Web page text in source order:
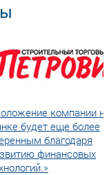
компании
будет еще более
благодаря
финансовых